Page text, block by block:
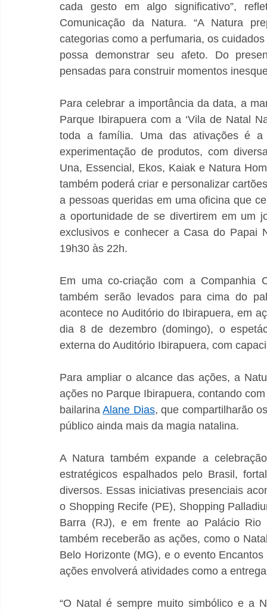
cada gesto em algo significativo”,
Comunicação da Natura. “A Natura
categorias como a perfumaria, os
possa demonstrar seu afeto. Do
pensadas para construir momentos
Para celebrar a importância da data, a
Parque Ibirapuera com a ‘Vila de Natal
toda a família. Uma das ativações é
experimentação de produtos, com
Una, Essencial, Ekos, Kaiak e Natura
também poderá criar e personalizar
a pessoas queridas em uma oficina que
a oportunidade de se divertirem em um
exclusivos e conhecer a Casa do Papai
19h30 às 22h.
Em uma co-criação com a Companhia
também serão levados para cima do
acontece no Auditório do Ibirapuera, em
dia 8 de dezembro (domingo), o
externa do Auditório Ibirapuera, com
Para ampliar o alcance das ações, a
ações no Parque Ibirapuera, contando
bailarina Alane Dias, que compartilharão
público ainda mais da magia natalina.
A Natura também expande a
estratégicos espalhados pelo Brasil,
diversos. Essas iniciativas presenciais
o Shopping Recife (PE), Shopping
Barra (RJ), e em frente ao Palácio Rio
também receberão as ações, como o
Belo Horizonte (MG), e o evento
ações envolverá atividades como a
“O Natal é sempre muito simbólico e a